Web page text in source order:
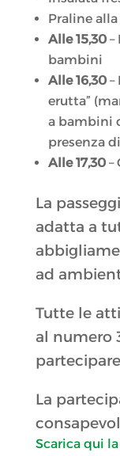
Praline
Alle 15,30–
bambini
Alle 16,30–
erutta”
a bambini
presenza
Alle 17,30–
La
adatta a
ad
Tutte le
al numero
La
Scarica qui